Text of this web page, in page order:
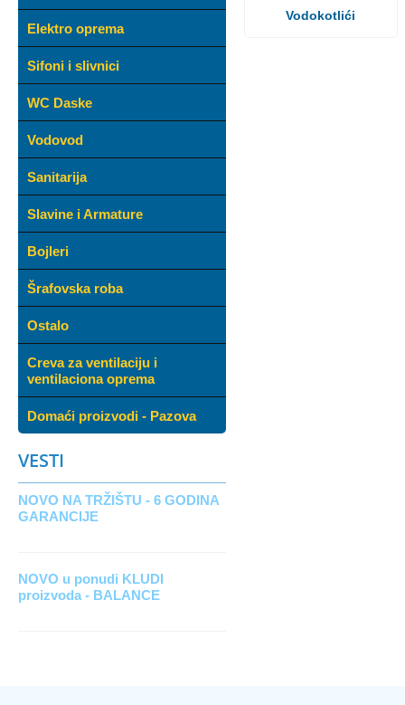
Elektro oprema
Sifoni i slivnici
WC Daske
Vodovod
Sanitarija
Slavine i Armature
Bojleri
Šrafovska roba
Ostalo
Creva za ventilaciju i
ventilaciona oprema
Domaći proizvodi - Pazova
VESTI
NOVO NA TRŽIŠTU - 6 GODINA
GARANCIJE
NOVO u ponudi KLUDI
proizvoda - BALANCE
Vodokotlići